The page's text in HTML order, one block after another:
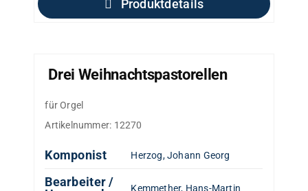
Produktdetails
Drei Weihnachtspastorellen
für Orgel
Artikelnummer: 12270
Komponist Herzog, Johann Georg
Bearbeiter /
Kemmether, Hans-Martin